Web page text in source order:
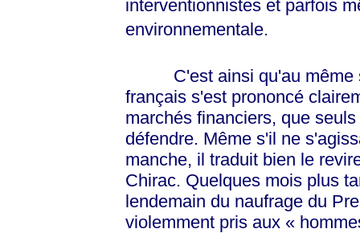
interventionnistes et parfois
environnementale.
C'est ainsi qu'au même
français s'est prononcé
marchés financiers, que
défendre. Même s'il ne
manche, il traduit bien le
Chirac. Quelques mois plus
lendemain du naufrage du
violemment pris aux «